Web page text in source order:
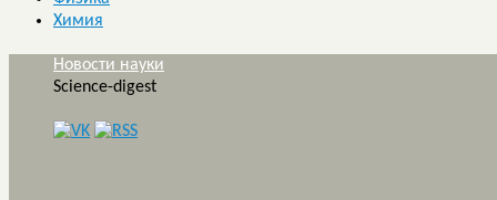
Химия
Новости науки
Science-digest